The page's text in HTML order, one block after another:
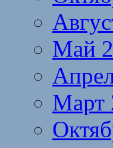
Май
Март